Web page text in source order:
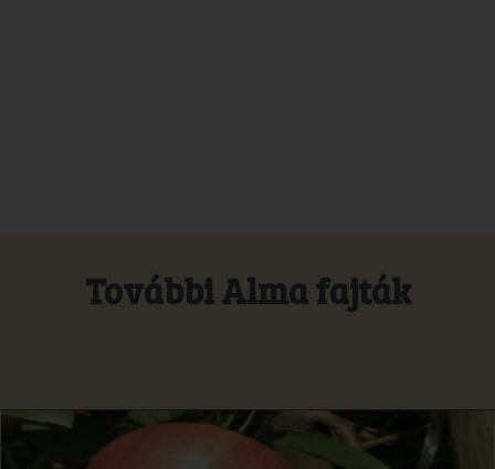
További Alma fajták